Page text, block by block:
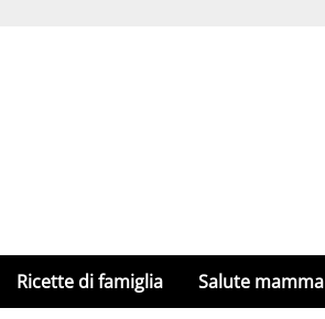
Ricette di famiglia Salute mamma